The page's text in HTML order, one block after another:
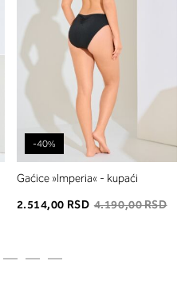
-40%
Gaćice »Imperia« - kupaći
2.514,00 RSD 4.190,00 RSD